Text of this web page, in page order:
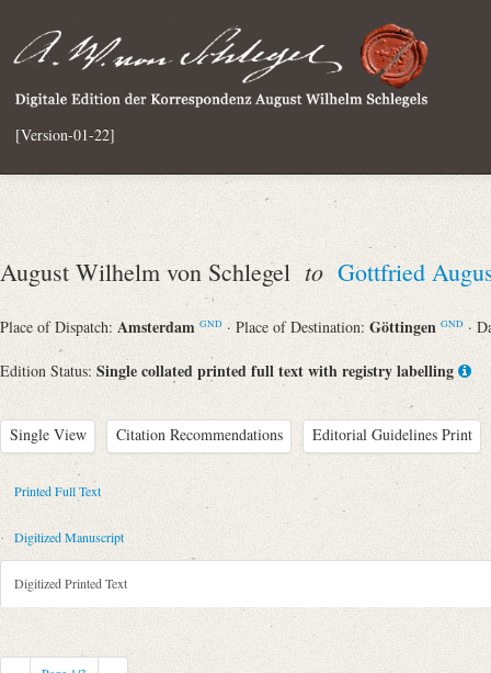
[Version-01-22]
August Wilhelm von Schlegel to Gottfried
Place of Dispatch: Amsterdam GND · Place of Destination: Göttingen GND ·
Edition Status: Single collated printed full text with registry labelling
Single View Citation Recommendations Editorial Guidelines Print
Metadata Concerning Header
Sender: August Wilhelm von Schlegel
Recipient: Gottfried August Bürger
Place of Dispatch: Amsterdam
Place of Destination: Göttingen
Notations: Empfangsort erschlossen.
Printed Full Text
Digitized Manuscript
Digitized Printed Text